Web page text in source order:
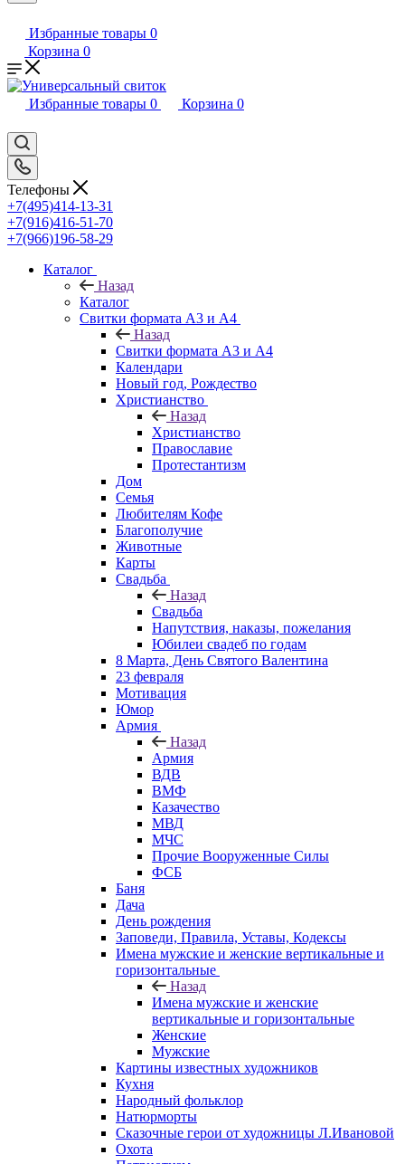
Избранные товары 0
Корзина 0
Избранные товары 0 Корзина 0
Телефоны
+7(495)414-13-31
+7(916)416-51-70
+7(966)196-58-29
Каталог
Назад
Каталог
Свитки формата А3 и А4
Назад
Свитки формата А3 и А4
Календари
Новый год, Рождество
Христианство
Назад
Христианство
Православие
Протестантизм
Дом
Семья
Любителям Кофе
Благополучие
Животные
Карты
Свадьба
Назад
Свадьба
Напутствия, наказы, пожелания
Юбилеи свадеб по годам
8 Марта, День Святого Валентина
23 февраля
Мотивация
Юмор
Армия
Назад
Армия
ВДВ
ВМФ
Казачество
МВД
МЧС
Прочие Вооруженные Силы
ФСБ
Баня
Дача
День рождения
Заповеди, Правила, Уставы, Кодексы
Имена мужские и женские вертикальные и
горизонтальные
Назад
Имена мужские и женские
вертикальные и горизонтальные
Женские
Мужские
Картины известных художников
Кухня
Народный фольклор
Натюрморты
Сказочные герои от художницы Л.Ивановой
Охота